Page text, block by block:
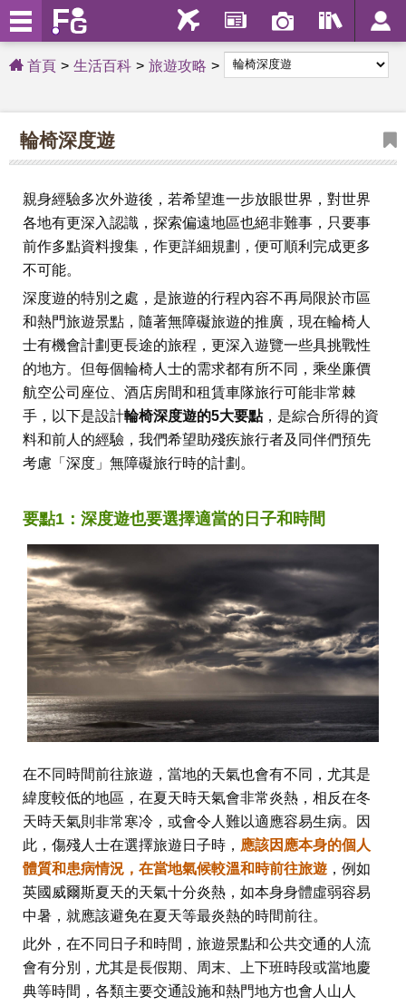
首頁 生活百科 旅遊攻略
輪椅深度遊
親身經驗多次外遊後，若希望進一步放眼世界，對世界
各地有更深入認識，探索偏遠地區也絕非難事，只要事
前作多點資料搜集，作更詳細規劃，便可順利完成更多
不可能。
深度遊的特別之處，是旅遊的行程內容不再局限於市區
和熱門旅遊景點，隨著無障礙旅遊的推廣，現在輪椅人
士有機會計劃更長途的旅程，更深入遊覽一些具挑戰性
的地方。但每個輪椅人士的需求都有所不同，乘坐廉價
航空公司座位、酒店房間和租賃車隊旅行可能非常棘
手，以下是設計輪椅深度遊的5大要點，是綜合所得的資
料和前人的經驗，我們希望助殘疾旅行者及同伴們預先
考慮「深度」無障礙旅行時的計劃。
要點1：深度遊也要選擇適當的日子和時間
在不同時間前往旅遊，當地的天氣也會有不同，尤其是
緯度較低的地區，在夏天時天氣會非常炎熱，相反在冬
天時天氣則非常寒冷，或會令人難以適應容易生病。因
此，傷殘人士在選擇旅遊日子時， 應該因應本身的個人
體質和患病情況，在當地氣候較溫和時前往旅遊 ，例如
英國威爾斯夏天的天氣十分炎熱，如本身身體虛弱容易
中暑，就應該避免在夏天等最炎熱的時間前往。
此外，在不同日子和時間，旅遊景點和公共交通的人流
會有分別，尤其是長假期、周末、上下班時段或當地慶
典等時間，各類主要交通設施和熱門地方也會人山人